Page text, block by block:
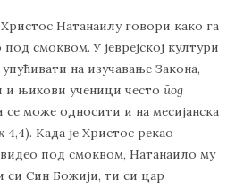
Натанаилу говори како га
под смоквом. У јеврејској култури
на изучавање Закона,
и њихови ученици често под
се може односити и на месијанска
Када је Христос рекао
видео под смоквом, Натанаило му
си Син Божији, ти си цар